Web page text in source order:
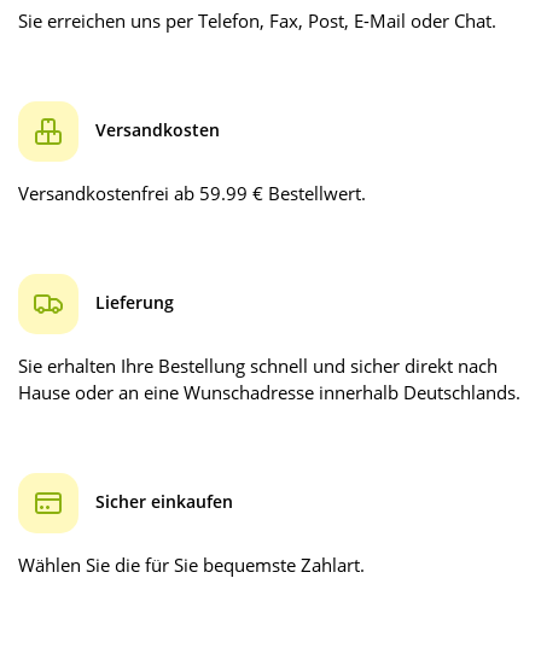
Sie erreichen uns per Telefon, Fax, Post, E-Mail oder Chat.
Versandkosten
Versandkostenfrei ab 59.99 € Bestellwert.
Lieferung
Sie erhalten Ihre Bestellung schnell und sicher direkt nach
Hause oder an eine Wunschadresse innerhalb Deutschlands.
Sicher einkaufen
Wählen Sie die für Sie bequemste Zahlart.